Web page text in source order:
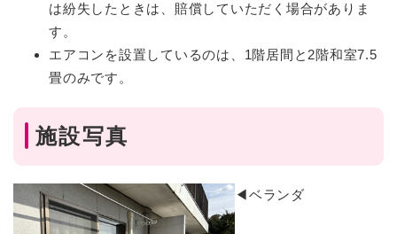
は紛失したときは、賠償していただく場合がありま
す。
エアコンを設置しているのは、1階居間と2階和室7.5
畳のみです。
施設写真
◀ベランダ